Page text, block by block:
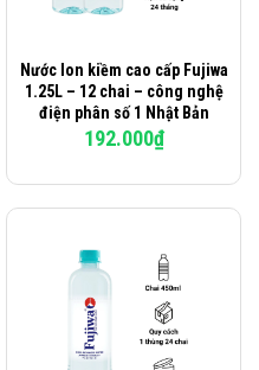
Nước Ion kiềm cao cấp Fujiwa
1.25L – 12 chai – công nghệ
điện phân số 1 Nhật Bản
192.000₫